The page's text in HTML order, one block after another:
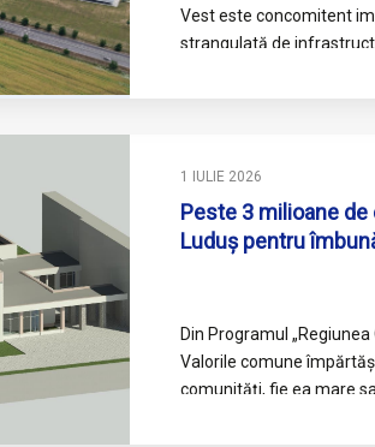
Vest este concomitent
strangulată de
1 IULIE 2026
Peste 3 milioane
Luduș pentru
Din Programul
Valorile comune
comunități, fie ea mare